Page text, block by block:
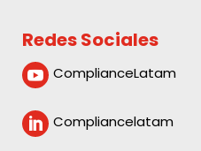
Redes Sociales
 ComplianceLatam
 Compliancelatam